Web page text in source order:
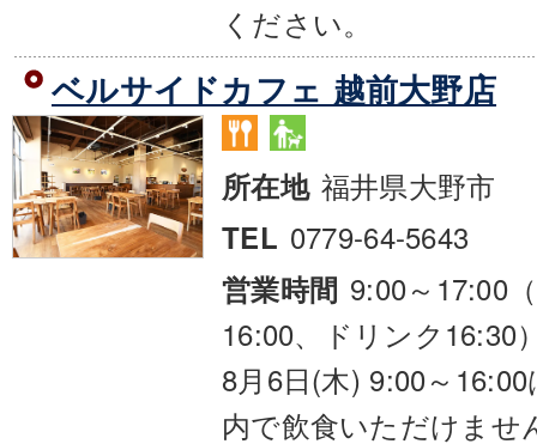
ください。
ベルサイドカフェ 越前大野店
所在地 福井県大野市
TEL 0779-64-5643
営業時間 9:00～17:00
16:00、ドリンク16:30
8月6日(木) 9:00～
内で飲食いただけませ